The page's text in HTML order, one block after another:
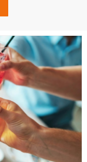
ースは、「アルコ
の結果は、飲酒運